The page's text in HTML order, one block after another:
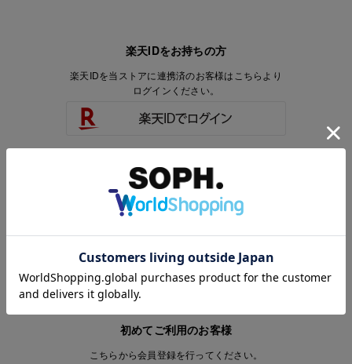
楽天IDをお持ちの方
楽天IDを当ストアに連携済のお客様はこちらより
ログインください。
楽天IDをお持ちで、当ストアのアカウントを
お持ちでないお客様はこちらより
会員登録いただけます。
初めてご利用のお客様
こちらから会員登録を行ってください。